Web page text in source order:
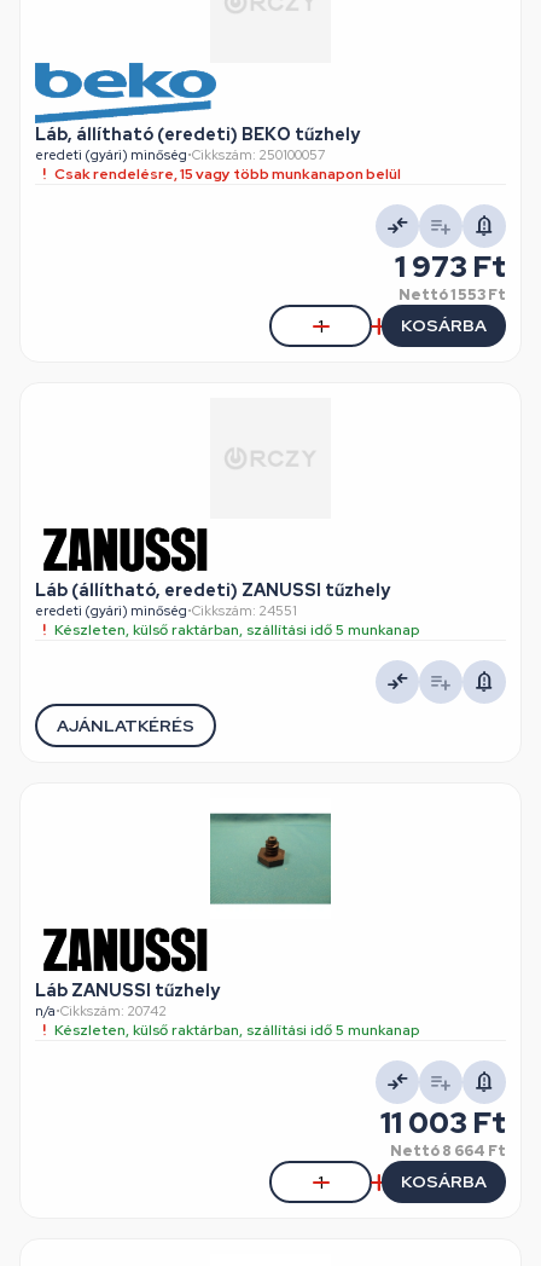
Láb, állítható (eredeti) BEKO tűzhely
eredeti (gyári) minőség•Cikkszám: 250100057
Csak rendelésre, 15 vagy több munkanapon belül
1 973 Ft
Nettó1 553 Ft
KOSÁRBA
Láb (állítható, eredeti) ZANUSSI tűzhely
eredeti (gyári) minőség•Cikkszám: 24551
Készleten, külső raktárban, szállítási idő 5 munkanap
AJÁNLATKÉRÉS
Láb ZANUSSI tűzhely
n/a•Cikkszám: 20742
Készleten, külső raktárban, szállítási idő 5 munkanap
11 003 Ft
Nettó8 664 Ft
KOSÁRBA